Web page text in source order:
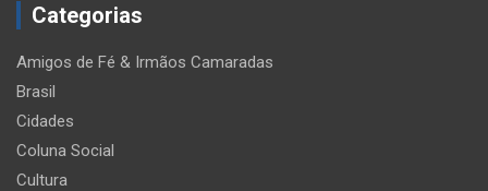
Categorias
Amigos de Fé & Irmãos Camaradas
Brasil
Cidades
Coluna Social
Cultura